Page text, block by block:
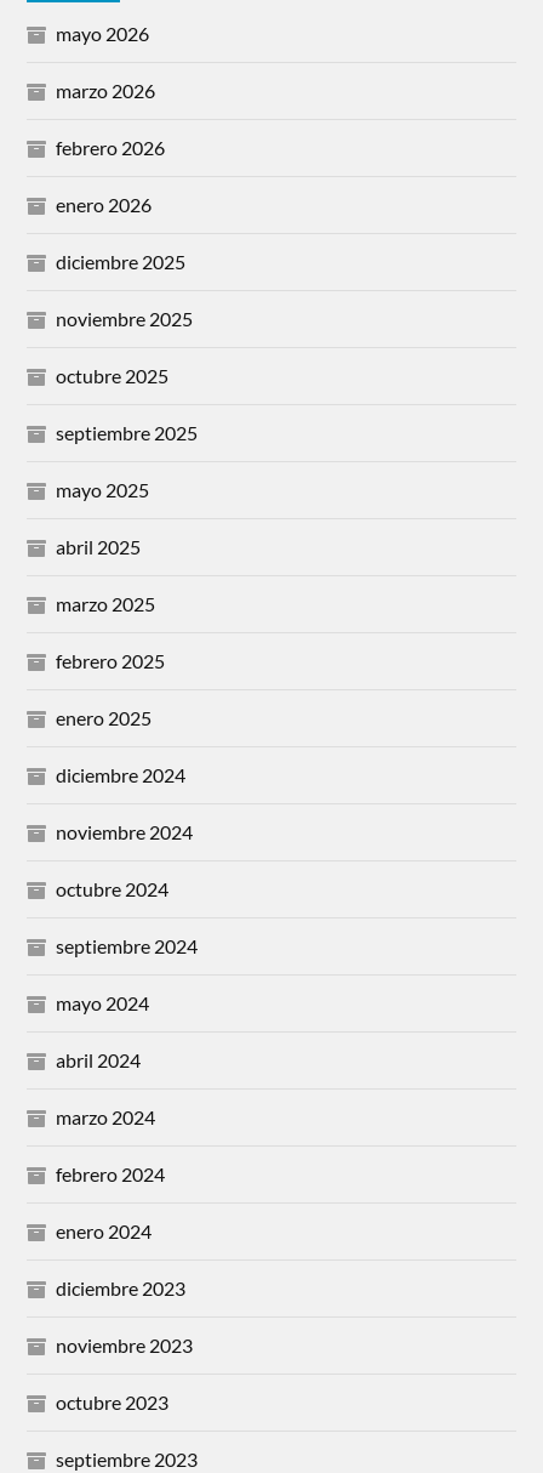
mayo 2026
marzo 2026
febrero 2026
enero 2026
diciembre 2025
noviembre 2025
octubre 2025
septiembre 2025
mayo 2025
abril 2025
marzo 2025
febrero 2025
enero 2025
diciembre 2024
noviembre 2024
octubre 2024
septiembre 2024
mayo 2024
abril 2024
marzo 2024
febrero 2024
enero 2024
diciembre 2023
noviembre 2023
octubre 2023
septiembre 2023